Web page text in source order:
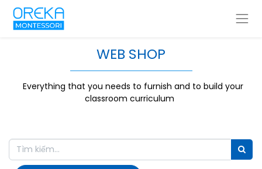
WEB SHOP
Everything that you needs to furnish and to build your
classroom curriculum